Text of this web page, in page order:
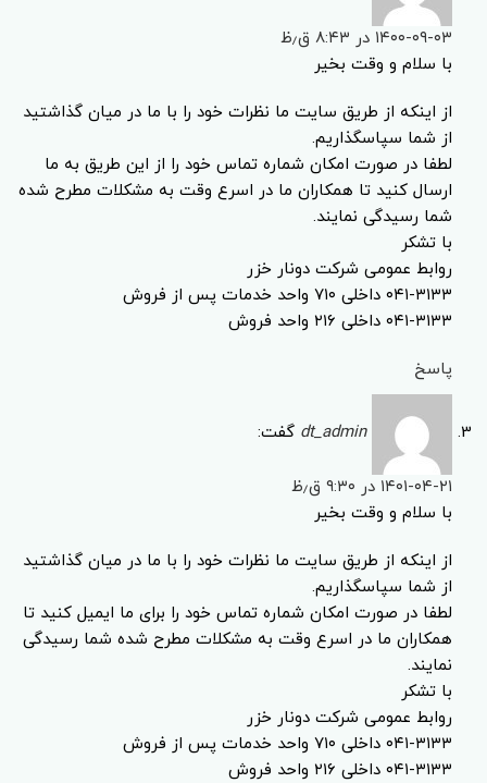
۱۴۰۰-۰۹-۰۳ در ۸:۴۳ ق٫ظ
با سلام و وقت بخیر
از اینکه از طریق سایت ما نظرات خود را با ما در میان گذاشتید
از شما سپاسگذاریم.
لطفا در صورت امکان شماره تماس خود را از این طریق به ما
ارسال کنید تا همکاران ما در اسرع وقت به مشکلات مطرح شده
شما رسیدگی نمایند.
با تشکر
روابط عمومی شرکت دونار خزر
۰۴۱-۳۱۳۳ داخلی ۷۱۰ واحد خدمات پس از فروش
۰۴۱-۳۱۳۳ داخلی ۲۱۶ واحد فروش
پاسخ
dt_admin گفت:
۱۴۰۱-۰۴-۲۱ در ۹:۳۰ ق٫ظ
با سلام و وقت بخیر
از اینکه از طریق سایت ما نظرات خود را با ما در میان گذاشتید
از شما سپاسگذاریم.
لطفا در صورت امکان شماره تماس خود را برای ما ایمیل کنید تا
همکاران ما در اسرع وقت به مشکلات مطرح شده شما رسیدگی
نمایند.
با تشکر
روابط عمومی شرکت دونار خزر
۰۴۱-۳۱۳۳ داخلی ۷۱۰ واحد خدمات پس از فروش
۰۴۱-۳۱۳۳ داخلی ۲۱۶ واحد فروش